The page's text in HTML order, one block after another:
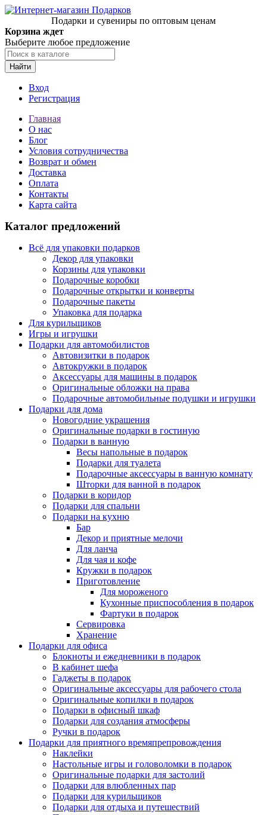
Подарки и сувениры по оптовым ценам
Корзина ждет
Выберите любое предложение
Найти
Вход
Регистрация
Главная
О нас
Блог
Условия сотрудничества
Возврат и обмен
Доставка
Оплата
Контакты
Карта сайта
Каталог предложений
Всё для упаковки подарков
Декор для упаковки
Корзины для упаковки
Подарочные коробки
Подарочные открытки и конверты
Подарочные пакеты
Упаковка для подарка
Для курильщиков
Игры и игрушки
Подарки для автомобилистов
Автовизитки в подарок
Автокружки в подарок
Аксессуары для машины в подарок
Оригинальные обложки на права
Подарочные автомобильные подушки и игрушки
Подарки для дома
Новогодние украшения
Оригинальные подарки в гостиную
Подарки в ванную
Весы напольные в подарок
Подарки для туалета
Подарочные аксессуары в ванную комнату
Шторки для ванной в подарок
Подарки в коридор
Подарки для спальни
Подарки на кухню
Бар
Декор и приятные мелочи
Для ланча
Для чая и кофе
Кружки в подарок
Приготовление
Для мороженого
Кухонные приспособления в подарок
Фартуки в подарок
Сервировка
Хранение
Подарки для офиса
Блокноты и ежедневники в подарок
В кабинет шефа
Гаджеты в подарок
Оригинальные аксессуары для рабочего стола
Оригинальные копилки в подарок
Подарки в офисный шкаф
Подарки для создания атмосферы
Ручки в подарок
Подарки для приятного времяпрепровождения
Наклейки
Настольные игры и головоломки в подарок
Оригинальные подарки для застолий
Подарки для влюбленных пар
Подарки для курильщиков
Подарки для отдыха и путешествий